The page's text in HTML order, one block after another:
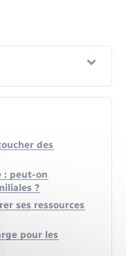
des
: peut-on
?
ses ressources
pour les